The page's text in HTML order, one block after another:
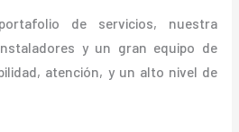
de servicios, nuestra
y un gran equipo de
atención, y un alto nivel de